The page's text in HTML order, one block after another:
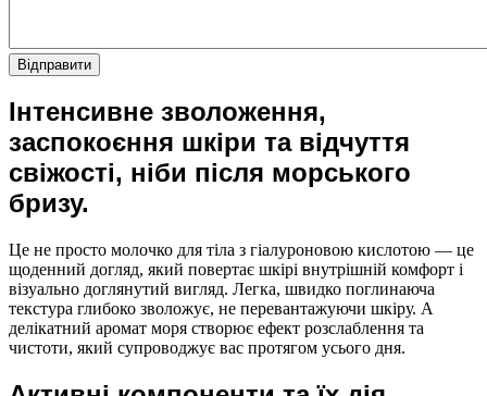
Відправити
Інтенсивне зволоження,
заспокоєння шкіри та відчуття
свіжості, ніби після морського
бризу.
Це не просто молочко для тіла з гіалуроновою кислотою — це
щоденний догляд, який повертає шкірі внутрішній комфорт і
візуально доглянутий вигляд. Легка, швидко поглинаюча
текстура глибоко зволожує, не перевантажуючи шкіру. А
делікатний аромат моря створює ефект розслаблення та
чистоти, який супроводжує вас протягом усього дня.